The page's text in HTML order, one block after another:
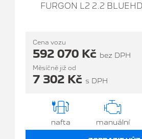
FURGON L2 2.2
Cena vozu
592 070 Kč bez DPH
Měsíčně již od
7 302 Kč s DPH
nafta manuální